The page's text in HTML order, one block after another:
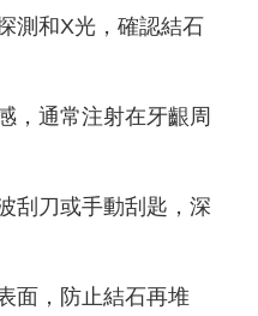
測和X光，確認結石
，通常注射在牙齦周
刮刀或手動刮匙，深
面，防止結石再堆